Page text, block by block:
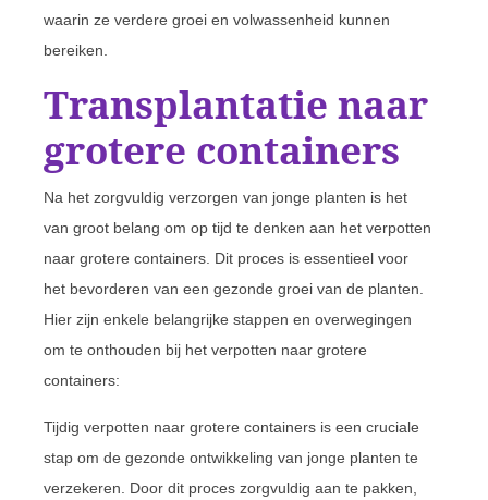
waarin ze verdere groei en volwassenheid kunnen
bereiken.
Transplantatie naar
grotere containers
Na het zorgvuldig verzorgen van jonge planten is het
van groot belang om op tijd te denken aan het verpotten
naar grotere containers. Dit proces is essentieel voor
het bevorderen van een gezonde groei van de planten.
Hier zijn enkele belangrijke stappen en overwegingen
om te onthouden bij het verpotten naar grotere
containers:
Tijdig verpotten naar grotere containers is een cruciale
stap om de gezonde ontwikkeling van jonge planten te
verzekeren. Door dit proces zorgvuldig aan te pakken,